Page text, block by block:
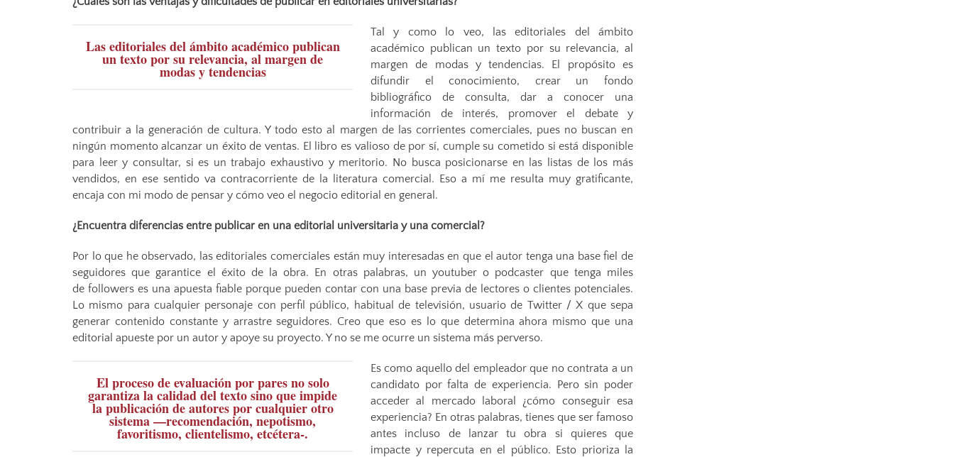
Las editoriales del ámbito académico publican
un texto por su relevancia, al margen de
modas y tendencias
Tal y como lo veo, las editoriales del ámbito
académico publican un texto por su relevancia, al
margen de modas y tendencias. El propósito es
difundir el conocimiento, crear un fondo
bibliográfico de consulta, dar a conocer una
información de interés, promover el debate y
contribuir a la generación de cultura. Y todo esto al margen de las corrientes comerciales, pues no buscan en
ningún momento alcanzar un éxito de ventas. El libro es valioso de por sí, cumple su cometido si está disponible
para leer y consultar, si es un trabajo exhaustivo y meritorio. No busca posicionarse en las listas de los más
vendidos, en ese sentido va contracorriente de la literatura comercial. Eso a mí me resulta muy gratificante,
encaja con mi modo de pensar y cómo veo el negocio editorial en general.
¿Encuentra diferencias entre publicar en una editorial universitaria y una comercial?
Por lo que he observado, las editoriales comerciales están muy interesadas en que el autor tenga una base fiel de
seguidores que garantice el éxito de la obra. En otras palabras, un youtuber o podcaster que tenga miles
de followers es una apuesta fiable porque pueden contar con una base previa de lectores o clientes potenciales.
Lo mismo para cualquier personaje con perfil público, habitual de televisión, usuario de Twitter / X que sepa
generar contenido constante y arrastre seguidores. Creo que eso es lo que determina ahora mismo que una
editorial apueste por un autor y apoye su proyecto. Y no se me ocurre un sistema más perverso.
El proceso de evaluación por pares no solo
garantiza la calidad del texto sino que impide
la publicación de autores por cualquier otro
sistema —recomendación, nepotismo,
favoritismo, clientelismo, etcétera-.
Es como aquello del empleador que no contrata a un
candidato por falta de experiencia. Pero sin poder
acceder al mercado laboral ¿cómo conseguir esa
experiencia? En otras palabras, tienes que ser famoso
antes incluso de lanzar tu obra si quieres que
impacte y repercuta en el público. Esto prioriza la